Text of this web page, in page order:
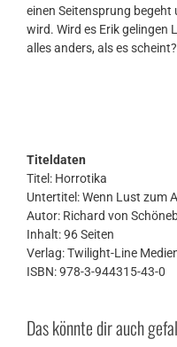
einen Seitensprung
wird. Wird es Erik gelingen
alles anders, als es scheint?
Titeldaten
Titel: Horrotika
Untertitel: Wenn Lust zum
Autor: Richard von
Inhalt: 96 Seiten
Verlag: Twilight-Line
ISBN: 978-3-944315-43-0
Das könnte dir auch